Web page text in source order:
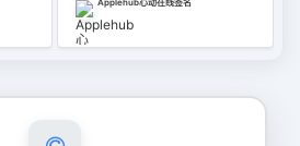
Applehub心动在线签名